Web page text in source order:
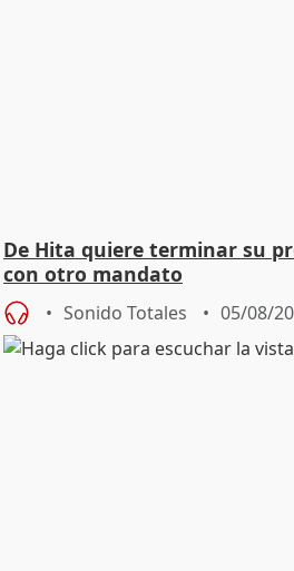
De Hita quiere terminar su
con otro mandato
Sonido Totales 05/08/